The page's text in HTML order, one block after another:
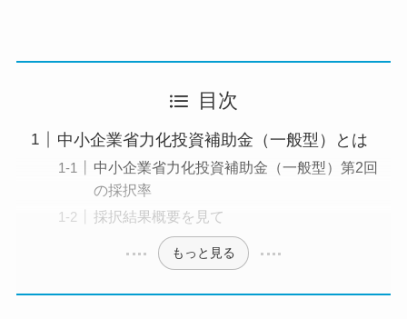
目次
中小企業省力化投資補助金（一般型）とは
中小企業省力化投資補助金（一般型）第2回
の採択率
採択結果概要を見て
もっと見る